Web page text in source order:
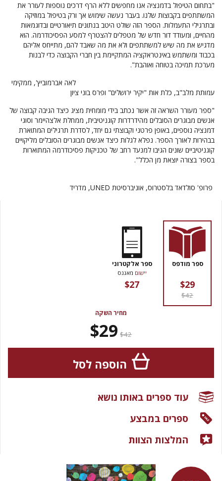
"בתחום הטיפול בדמנציה אנו מחפשים ללא הרף דרכים נוספות לעורר את
המשתתפים בקבוצות שלנו. בעבר נעשה שימוש אך ורק בטיפול במוזיקה
ובתרגילי התעמלות. הספר הזה שולט היטב בנתונים תיאורטיים ובדוגמאות
מהחיים, ומעודד דור חדש של מטפלים להצטרף למסע הפסיכודרמה. הוא
מדגיש את מה שיש למשתתפים ולא את מה שאבד להם, מתייחס אליהם
בכבוד ומשתמש באינטראקציה המתקיימת בין חברי הקבוצה כדי לבנות
מערכת תמיכה בטוחה ואוהבת".
לאה אברמוביץ', ממקימי
עמותת מלב"ב, כלת אות "יקיר ירושלים" ופרס בוני ציון
"ספר מעורר השראה זה אשר נכתב בידי מומחית מציג כיצד הגיבה קבוצה של
אנשים מבוגרים הסובלים מהידרדרות קוגניטיבית, ממחלת אלצהיימר וסוגי
דמנציה נוספים, באופן פרטני וקבוצתי גם יחד, לסדרת תרגילים המתוארת
בבהירות לאורך הספר. נפלא לגלות כיצד אנשים מבוגרים הסובלים מליקויים
קוגניטיביים שונים הגיבו למנעד רחב של טכניקות פסיכודרמה המתוארות
בספר בצורה יוצאת מן הכלל".
פרופ' סולדאד בלסטרוס, אוניברסיטת UNED, מדריד
ספר מודפס
$29
$42
ספר אלקטרוני
יישום מאגנס
$27
מחיר השקה
$42
$29
הוספה לסל
עוד ספרים באותו נושא
ספרים במבצע
המלצות הצוות